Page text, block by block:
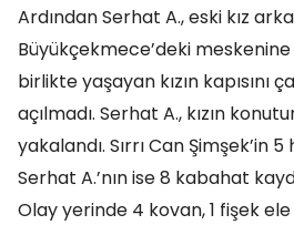
Ardından Serhat A., eski kız
Büyükçekmece’deki
birlikte yaşayan kızın kapısını
açılmadı. Serhat A., kızın
yakalandı. Sırrı Can Şimşek’in
Serhat A.’nın ise 8 kabahat
Olay yerinde 4 kovan, 1 fişek ele